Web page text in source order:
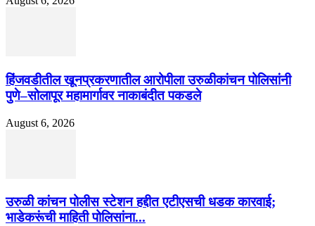
हिंजवडीतील खूनप्रकरणातील आरोपीला उरुळीकांचन पोलिसांनी
पुणे–सोलापूर महामार्गावर नाकाबंदीत पकडले
August 6, 2026
उरुळी कांचन पोलीस स्टेशन हद्दीत एटीएसची धडक कारवाई;
भाडेकरूंची माहिती पोलिसांना...